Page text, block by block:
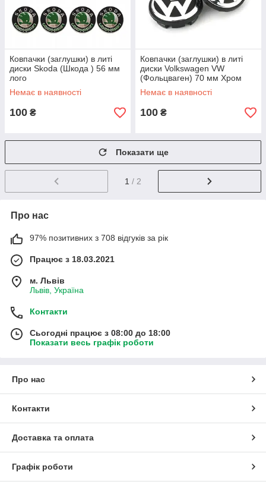
Ковпачки (заглушки) в литі
диски Skoda (Шкода ) 56 мм
лого
Немає в наявності
100 ₴
Ковпачки (заглушки) в литі
диски Volkswagen VW
(Фольцваген) 70 мм Хром
лого, Чорні
Немає в наявності
100 ₴
Показати ще
1 / 2
Про нас
97% позитивних з 708 відгуків за рік
Працює з 18.03.2021
м. Львів
Львів, Україна
Контакти
Сьогодні працює з 08:00 до 18:00
Показати весь графік роботи
Про нас
Контакти
Доставка та оплата
Графік роботи